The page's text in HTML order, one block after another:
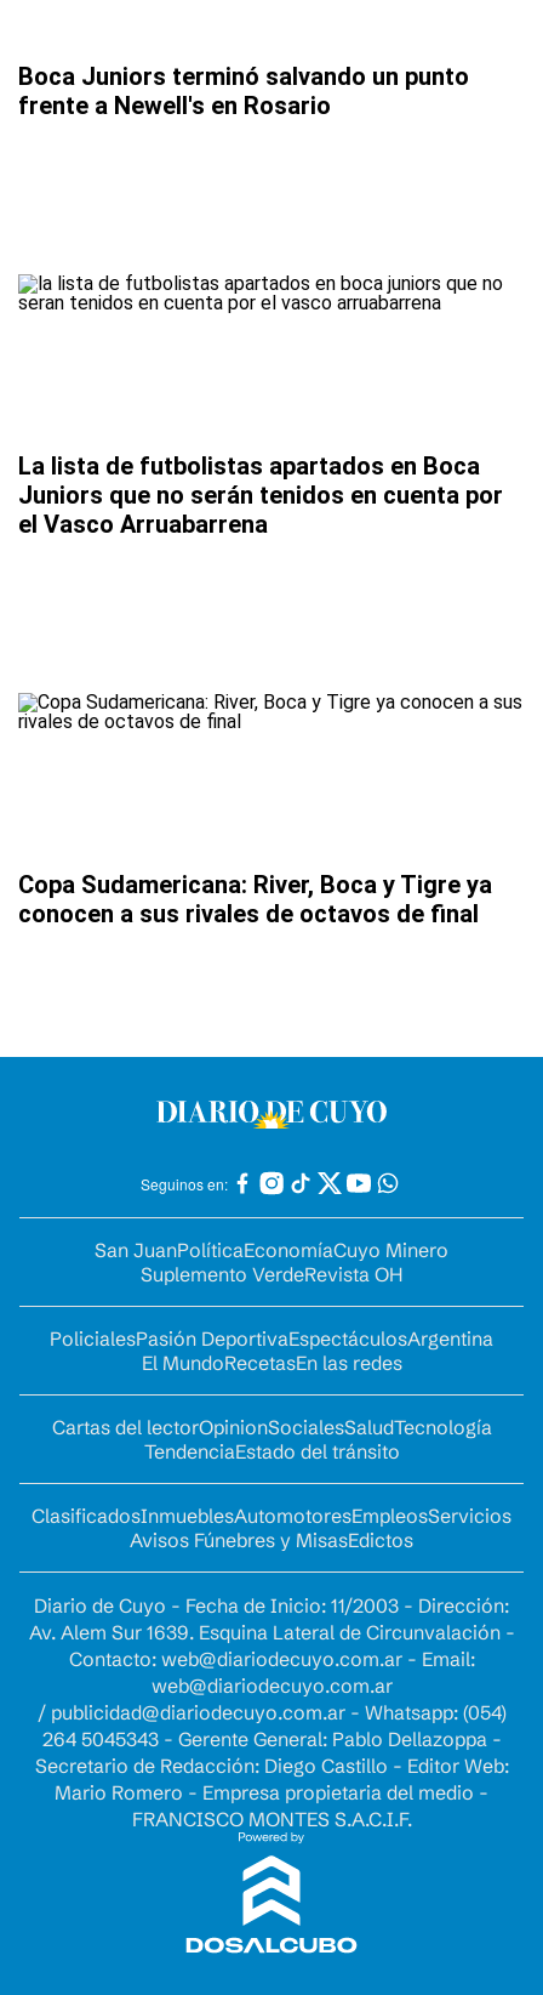
Boca Juniors terminó salvando un punto
frente a Newell's en Rosario
La lista de futbolistas apartados en Boca
Juniors que no serán tenidos en cuenta por
el Vasco Arruabarrena
Copa Sudamericana: River, Boca y Tigre ya
conocen a sus rivales de octavos de final
Seguinos en:
San JuanPolíticaEconomíaCuyo Minero
Suplemento VerdeRevista OH
PolicialesPasión DeportivaEspectáculosArgentina
El MundoRecetasEn las redes
Cartas del lectorOpinionSocialesSaludTecnología
TendenciaEstado del tránsito
ClasificadosInmueblesAutomotoresEmpleosServicios
Avisos Fúnebres y MisasEdictos
Diario de Cuyo - Fecha de Inicio: 11/2003 - Dirección:
Av. Alem Sur 1639. Esquina Lateral de Circunvalación -
Contacto: web@diariodecuyo.com.ar- Email:
web@diariodecuyo.com.ar
/ publicidad@diariodecuyo.com.ar- Whatsapp: (054)
264 5045343 - Gerente General: Pablo Dellazoppa -
Secretario de Redacción: Diego Castillo - Editor Web:
Mario Romero - Empresa propietaria del medio -
FRANCISCO MONTES S.A.C.I.F.